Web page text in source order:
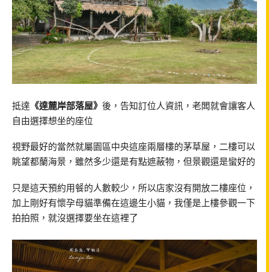
抵達 《達麓岸部落屋》 後，告知訂位人資訊，老闆就會讓客人
自由選擇想坐的座位
視野最好的當然就屬園區中央這座兩層樓的茅草屋，二樓可以
眺望都蘭海景，雖然多少還是有點遮蔽物，但景觀還是蠻好的
只是這天預約用餐的人數較少，所以店家沒有開放二樓座位，
加上剛好有懷孕母貓準備在這邊生小貓，我僅是上樓參觀一下
拍拍照，就沒選擇要坐在這裡了